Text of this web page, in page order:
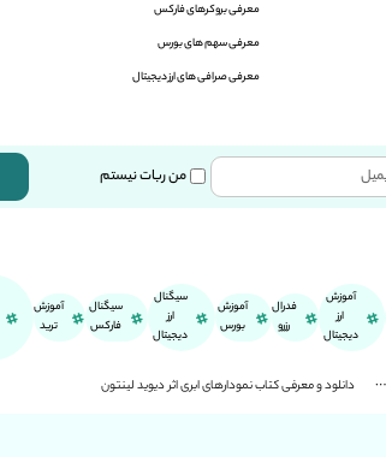
معرفی بروکرهای فارکس
معرفی سهم های بورس
معرفی صرافی های ارز دیجیتال
من ربات نیستم
آموزش
ارز
دیجیتال
فدرال
رزرو
آموزش
بورس
سیگنال
ارز
دیجیتال
سیگنال
فارکس
آموزش
ترید
دانلود و معرفی کتاب نمودارهای ابری اثر دیوید لینتون